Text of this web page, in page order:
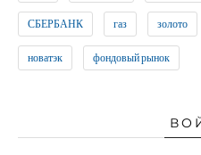
СБЕРБАНК газ золото
новатэк фондовый рынок